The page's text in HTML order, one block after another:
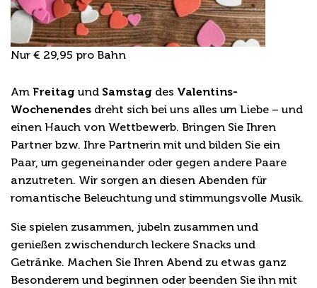
Nur € 29,95 pro Bahn
Am Freitag und Samstag des Valentins-
Wochenendes dreht sich bei uns alles um Liebe – und
einen Hauch von Wettbewerb. Bringen Sie Ihren
Partner bzw. Ihre Partnerin mit und bilden Sie ein
Paar, um gegeneinander oder gegen andere Paare
anzutreten. Wir sorgen an diesen Abenden für
romantische Beleuchtung und stimmungsvolle Musik.
Sie spielen zusammen, jubeln zusammen und
genießen zwischendurch leckere Snacks und
Getränke. Machen Sie Ihren Abend zu etwas ganz
Besonderem und beginnen oder beenden Sie ihn mit